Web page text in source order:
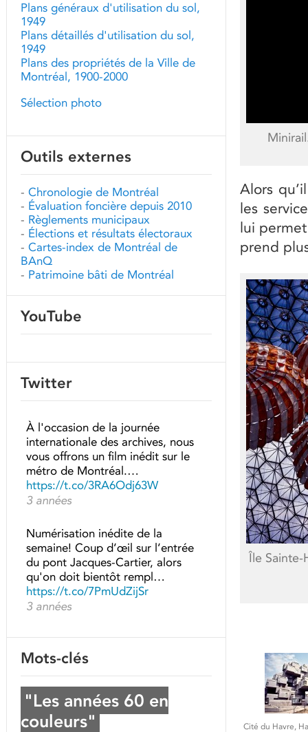
Alors
les
lui
prend
Île Sainte-
Cité du Havre,
Plans généraux d'utilisation du sol,
1949
Plans détaillés d'utilisation du sol,
1949
Plans des propriétés de la Ville de
Montréal, 1900-2000
Sélection photo
Outils externes
- Chronologie de Montréal
- Évaluation foncière depuis 2010
- Règlements municipaux
- Élections et résultats électoraux
- Cartes-index de Montréal de
BAnQ
- Patrimoine bâti de Montréal
YouTube
Twitter
À l'occasion de la journée
internationale des archives, nous
vous offrons un film inédit sur le
métro de Montréal.…
https://t.co/3RA6Odj63W
3 années
Numérisation inédite de la
semaine! Coup d’œil sur l’entrée
du pont Jacques-Cartier, alors
qu'on doit bientôt rempl…
https://t.co/7PmUdZijSr
3 années
Mots-clés
"Les années 60 en
couleurs"